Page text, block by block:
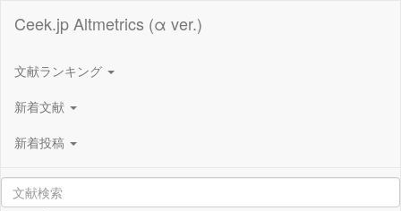
Ceek.jp Altmetrics (α ver.)
文献ランキング
新着文献
新着投稿